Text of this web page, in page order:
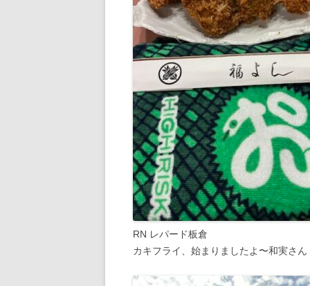
RN レパード板倉
カキフライ、始まりましたよ〜和実さ